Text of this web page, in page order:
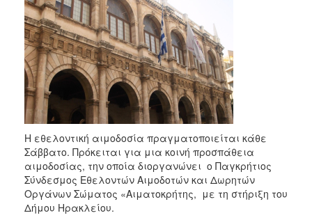
2017
2016
2015
2013
2012
2010
2006
Η εθελοντική αιμοδοσία πραγματοποιείται κάθε
Σάββατο. Πρόκειται για μια κοινή προσπάθεια
αιμοδοσίας, την οποία διοργανώνει ο Παγκρήτιος
Σύνδεσμος Εθελοντών Αιμοδοτών και Δωρητών
Οργάνων Σώματος «Αιματοκρήτης, με τη στήριξη του
Δήμου Ηρακλείου.